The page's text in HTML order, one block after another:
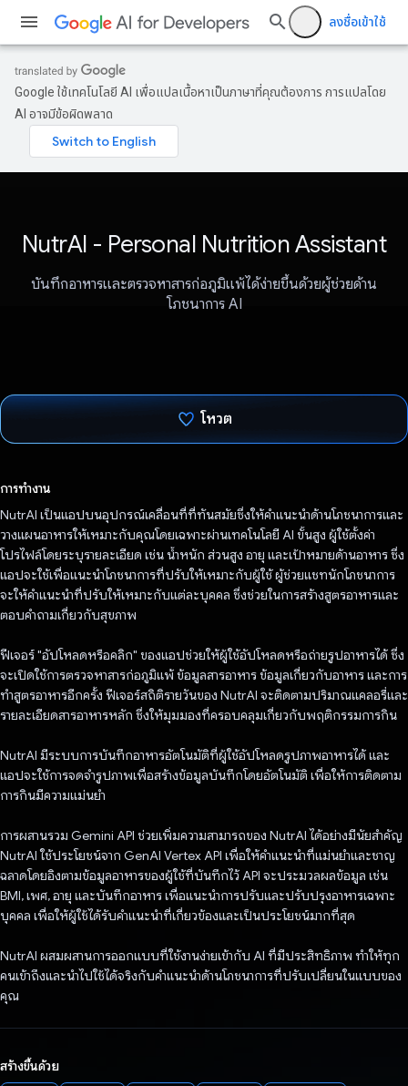
ลงชื่อเข้าใช้
Google ใช้เทคโนโลยี AI เพื่อแปลเนื้อหาเป็นภาษาที่คุณต้องการ การแปลโดย
AI อาจมีข้อผิดพลาด
NutrAI - Personal Nutrition Assistant
บันทึกอาหารและตรวจหาสารก่อภูมิแพ้ได้ง่ายขึ้นด้วยผู้ช่วยด้าน
โภชนาการ AI
โหวต
การทำงาน
NutrAI เป็นแอปบนอุปกรณ์เคลื่อนที่ที่ทันสมัยซึ่งให้คำแนะนำด้านโภชนาการและ
วางแผนอาหารให้เหมาะกับคุณโดยเฉพาะผ่านเทคโนโลยี AI ขั้นสูง ผู้ใช้ตั้งค่า
โปรไฟล์โดยระบุรายละเอียด เช่น น้ำหนัก ส่วนสูง อายุ และเป้าหมายด้านอาหาร ซึ่ง
แอปจะใช้เพื่อแนะนำโภชนาการที่ปรับให้เหมาะกับผู้ใช้ ผู้ช่วยแชทนักโภชนาการ
จะให้คําแนะนําที่ปรับให้เหมาะกับแต่ละบุคคล ซึ่งช่วยในการสร้างสูตรอาหารและ
ตอบคําถามเกี่ยวกับสุขภาพ
ฟีเจอร์ "อัปโหลดหรือคลิก" ของแอปช่วยให้ผู้ใช้อัปโหลดหรือถ่ายรูปอาหารได้ ซึ่ง
จะเปิดใช้การตรวจหาสารก่อภูมิแพ้ ข้อมูลสารอาหาร ข้อมูลเกี่ยวกับอาหาร และการ
ทําสูตรอาหารอีกครั้ง ฟีเจอร์สถิติรายวันของ NutrAI จะติดตามปริมาณแคลอรี่และ
รายละเอียดสารอาหารหลัก ซึ่งให้มุมมองที่ครอบคลุมเกี่ยวกับพฤติกรรมการกิน
NutrAI มีระบบการบันทึกอาหารอัตโนมัติที่ผู้ใช้อัปโหลดรูปภาพอาหารได้ และ
แอปจะใช้การจดจำรูปภาพเพื่อสร้างข้อมูลบันทึกโดยอัตโนมัติ เพื่อให้การติดตาม
การกินมีความแม่นยำ
การผสานรวม Gemini API ช่วยเพิ่มความสามารถของ NutrAI ได้อย่างมีนัยสำคัญ
NutrAI ใช้ประโยชน์จาก GenAI Vertex API เพื่อให้คําแนะนําที่แม่นยําและชาญ
ฉลาดโดยอิงตามข้อมูลอาหารของผู้ใช้ที่บันทึกไว้ API จะประมวลผลข้อมูล เช่น
BMI, เพศ, อายุ และบันทึกอาหาร เพื่อแนะนำการปรับและปรับปรุงอาหารเฉพาะ
บุคคล เพื่อให้ผู้ใช้ได้รับคำแนะนำที่เกี่ยวข้องและเป็นประโยชน์มากที่สุด
NutrAI ผสมผสานการออกแบบที่ใช้งานง่ายเข้ากับ AI ที่มีประสิทธิภาพ ทำให้ทุก
คนเข้าถึงและนำไปใช้ได้จริงกับคำแนะนำด้านโภชนาการที่ปรับเปลี่ยนในแบบของ
คุณ
สร้างขึ้นด้วย